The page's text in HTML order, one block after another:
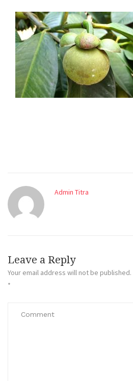
Admin Titra
Leave a Reply
Your email address will not be published.
*